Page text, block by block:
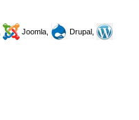
Joomla,
Drupal,